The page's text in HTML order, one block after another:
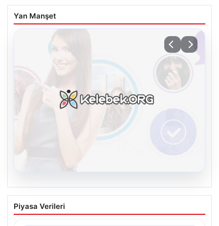
Yan Manşet
Kelebek.Org İle Sanal İletişimin
Sertifikalı Adresi Ve Sohbet Deneyimi
Piyasa Verileri